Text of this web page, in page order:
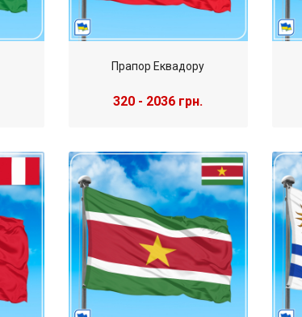
Прапор Еквадору
320 - 2036 грн.